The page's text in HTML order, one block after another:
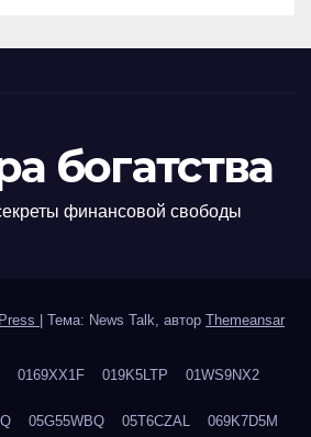
богатства
финансовой свободы
Тема: News Talk, автор Themeansar
0169XX1F 019K5LTP 01WS9NX2
05G55WBQ 05T6CZAL 069K7D5M